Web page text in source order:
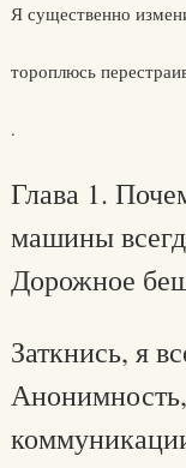
Я существенно
тороплюсь
.
Глава 1.
машины
Дорожное
Заткнись, я